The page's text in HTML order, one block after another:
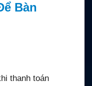
Bàn
thanh toán